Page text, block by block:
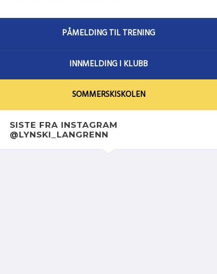
PÅMELDING TIL TRENING
INNMELDING I KLUBB
SOMMERSKISKOLEN
SISTE FRA INSTAGRAM
@LYNSKI_LANGRENN